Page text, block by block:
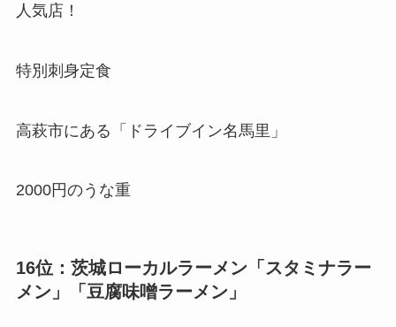
人気店！
特別刺身定食
高萩市にある「ドライブイン名馬里」
2000円のうな重
16位：茨城ローカルラーメン「スタミナラー
メン」「豆腐味噌ラーメン」